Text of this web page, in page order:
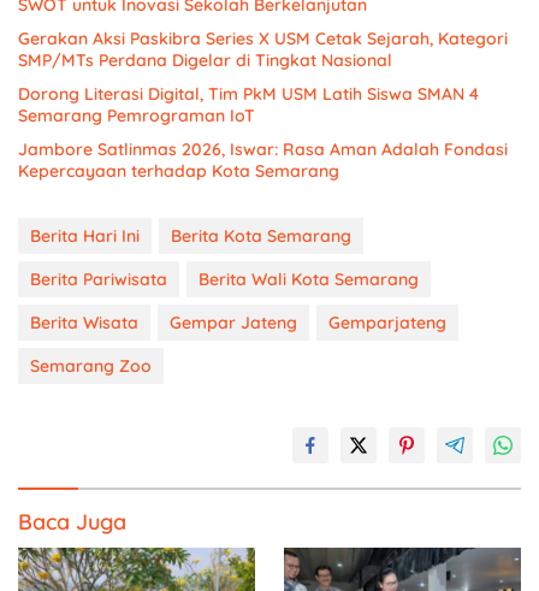
SWOT untuk Inovasi Sekolah Berkelanjutan
Gerakan Aksi Paskibra Series X USM Cetak Sejarah, Kategori
SMP/MTs Perdana Digelar di Tingkat Nasional
Dorong Literasi Digital, Tim PkM USM Latih Siswa SMAN 4
Semarang Pemrograman IoT
Jambore Satlinmas 2026, Iswar: Rasa Aman Adalah Fondasi
Kepercayaan terhadap Kota Semarang
Berita Hari Ini
Berita Kota Semarang
Berita Pariwisata
Berita Wali Kota Semarang
Berita Wisata
Gempar Jateng
Gemparjateng
Semarang Zoo
Baca Juga